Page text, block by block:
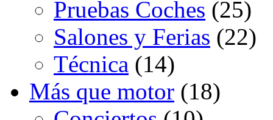
Pruebas Coches (25)
Salones y Ferias (22)
Técnica (14)
Más que motor (18)